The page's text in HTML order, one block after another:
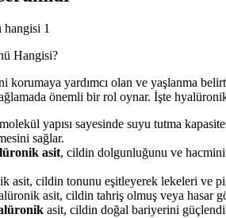
Hangisi?
korumaya yardımcı olan ve yaşlanma
önemli bir rol oynar. İşte
yapısı sayesinde suyu tutma
sağlar.
asit, cildin dolgunluğunu ve hacmini
cildin tonunu eşitleyerek lekeleri ve
asit, cildin tahriş olmuş veya hasar
asit, cildin doğal bariyerini